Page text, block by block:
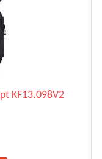
KF13.098V2